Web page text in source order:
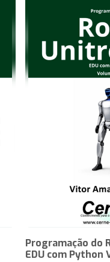
Programação do
EDU com Python